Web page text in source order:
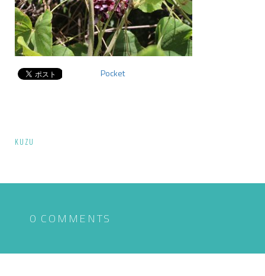
Pocket
投
ナ
シ
KUZU
0 COMMENTS